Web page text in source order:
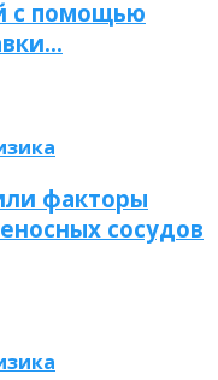
с помощью
факторы
сосудов